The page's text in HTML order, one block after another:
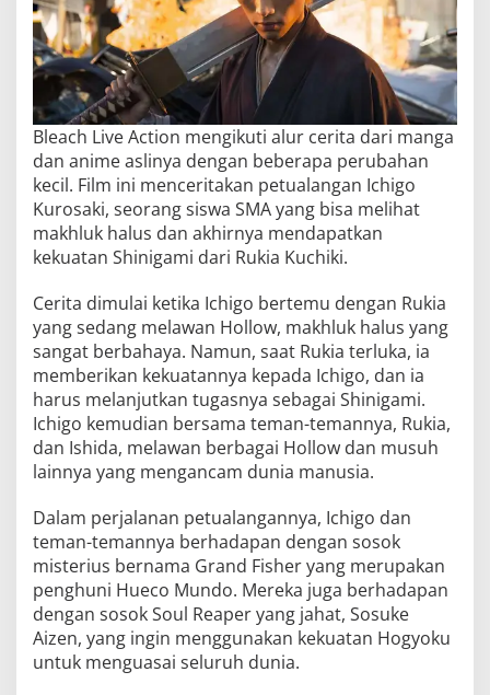
Bleach Live Action mengikuti alur cerita dari manga
dan anime aslinya dengan beberapa perubahan
kecil. Film ini menceritakan petualangan Ichigo
Kurosaki, seorang siswa SMA yang bisa melihat
makhluk halus dan akhirnya mendapatkan
kekuatan Shinigami dari Rukia Kuchiki.
Cerita dimulai ketika Ichigo bertemu dengan Rukia
yang sedang melawan Hollow, makhluk halus yang
sangat berbahaya. Namun, saat Rukia terluka, ia
memberikan kekuatannya kepada Ichigo, dan ia
harus melanjutkan tugasnya sebagai Shinigami.
Ichigo kemudian bersama teman-temannya, Rukia,
dan Ishida, melawan berbagai Hollow dan musuh
lainnya yang mengancam dunia manusia.
Dalam perjalanan petualangannya, Ichigo dan
teman-temannya berhadapan dengan sosok
misterius bernama Grand Fisher yang merupakan
penghuni Hueco Mundo. Mereka juga berhadapan
dengan sosok Soul Reaper yang jahat, Sosuke
Aizen, yang ingin menggunakan kekuatan Hogyoku
untuk menguasai seluruh dunia.